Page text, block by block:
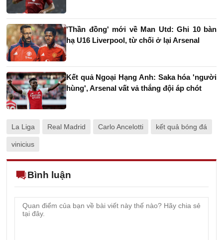
'Thần đồng' mới về Man Utd: Ghi 10 bàn
hạ U16 Liverpool, từ chối ở lại Arsenal
Kết quả Ngoại Hạng Anh: Saka hóa 'người
hùng', Arsenal vất vả thắng đội áp chót
La Liga Real Madrid Carlo Ancelotti kết quả bóng đá
vinicius
Bình luận